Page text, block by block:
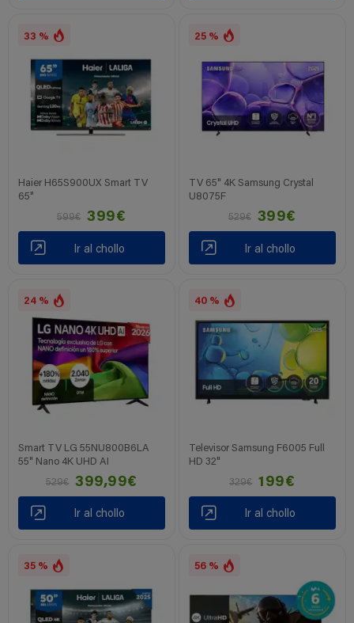
33 %
Haier H65S900UX Smart TV
65"
599€
399€
Ir al chollo
25 %
TV 65" 4K Samsung Crystal
U8075F
529€
399€
Ir al chollo
24 %
Smart TV LG 55NU800B6LA
55" Nano 4K UHD AI
529€
399,99€
Ir al chollo
40 %
Televisor Samsung F6005 Full
HD 32"
329€
199€
Ir al chollo
35 % 56 %